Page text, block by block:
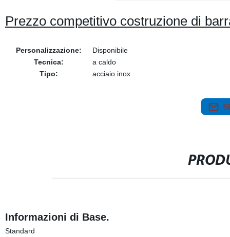
Prezzo competitivo costruzione di
Personalizzazione:
Disponibile
Tecnica:
a caldo
Tipo:
acciaio inox
Informazioni di Base.
Standard